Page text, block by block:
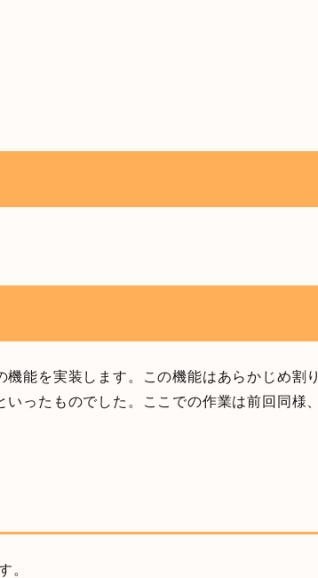
能を実装します。この機能はあらかじめ割り
ったものでした。ここでの作業は前回同様、
。